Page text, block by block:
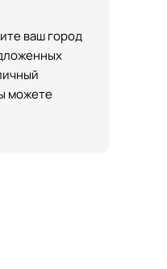
ваш город
можете